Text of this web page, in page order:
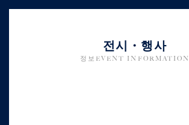
전시・행사
정보EVENT INFORMATION